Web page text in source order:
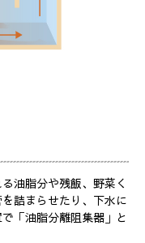
油脂分や残飯、野菜く
詰まらせたり、下水に
「油脂分離阻集器」と